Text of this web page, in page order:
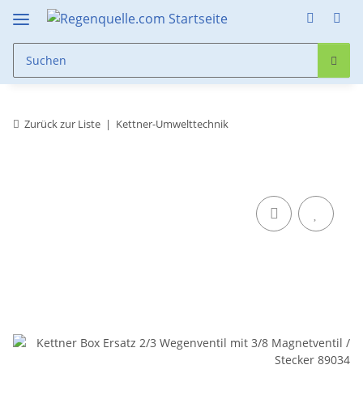
Zurück zur Liste Kettner-Umwelttechnik